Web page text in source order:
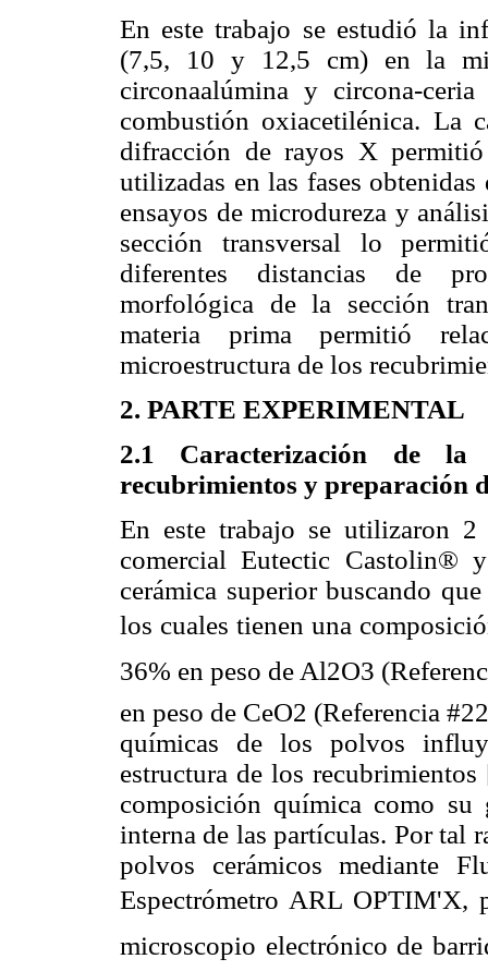
En este trabajo se estudió la
(7,5, 10 y 12,5 cm) en la
circonaalúmina y circona-
combustión oxiacetilénica. La
difracción de rayos X
utilizadas en las fases
ensayos de microdureza y
sección transversal lo
diferentes distancias de
morfológica de la sección
materia prima permitió
microestructura de los
2. PARTE EXPERIMENTAL
2.1 Caracterización de
recubrimientos y preparación
En este trabajo se utilizaron
comercial Eutectic Castolin®
cerámica superior buscando
los cuales tienen una
36% en peso de Al2O3
en peso de CeO2 (Referencia
químicas de los polvos
estructura de los
composición química como
interna de las partículas. Por tal
polvos cerámicos mediante
Espectrómetro ARL
microscopio electrónico de